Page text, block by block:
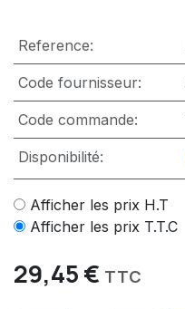
Reference:
Code fournisseur:
Code commande:
Disponibilité:
Afficher les prix H.T
Afficher les prix T.T.C
29,45€ TTC